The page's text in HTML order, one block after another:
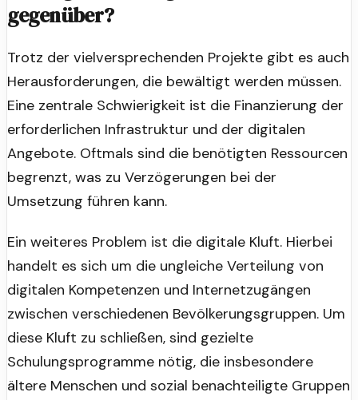
gegenüber?
Trotz der vielversprechenden Projekte gibt es auch
Herausforderungen, die bewältigt werden müssen.
Eine zentrale Schwierigkeit ist die Finanzierung der
erforderlichen Infrastruktur und der digitalen
Angebote. Oftmals sind die benötigten Ressourcen
begrenzt, was zu Verzögerungen bei der
Umsetzung führen kann.
Ein weiteres Problem ist die digitale Kluft. Hierbei
handelt es sich um die ungleiche Verteilung von
digitalen Kompetenzen und Internetzugängen
zwischen verschiedenen Bevölkerungsgruppen. Um
diese Kluft zu schließen, sind gezielte
Schulungsprogramme nötig, die insbesondere
ältere Menschen und sozial benachteiligte Gruppen